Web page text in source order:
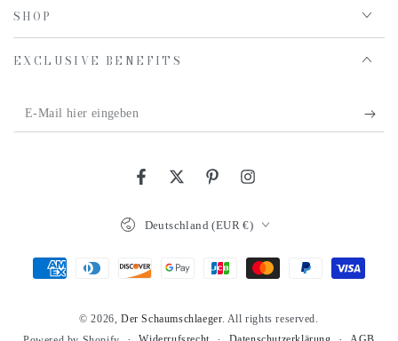
SHOP
EXCLUSIVE BENEFITS
E-
Mail
FacebookTwitterPinterestInstagram
© 2026,Der Schaumschlaeger. All rights reserved.
Deutschland (EUR €)
Zahlungsmöglichkeiten